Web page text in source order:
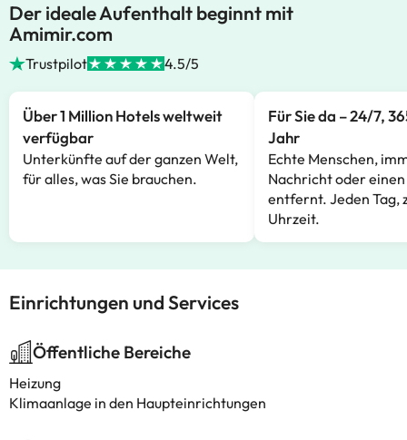
Der ideale Aufenthalt beginnt mit
Amimir.com
Trustpilot 4.5/5
Über 1 Million Hotels weltweit
verfügbar
Unterkünfte auf der ganzen Welt,
für alles, was Sie brauchen.
Für Sie da – 24/7,
Jahr
Echte Menschen,
Nachricht oder
entfernt. Jeden Tag,
Uhrzeit.
Einrichtungen und Services
Öffentliche Bereiche
Heizung
Klimaanlage in den Haupteinrichtungen